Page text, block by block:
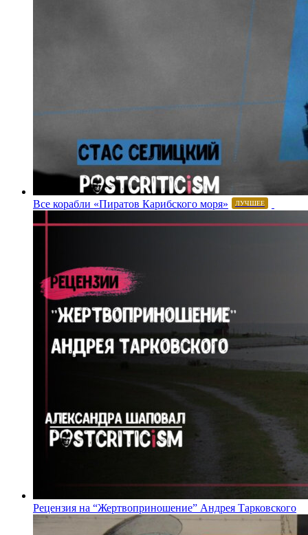
Все корабли «Пиратов Карибского моря» ЛУЧШЕЕ
Рецензия на “Жертвоприношение” Андрея Тарковского